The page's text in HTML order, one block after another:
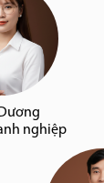
nghiệp